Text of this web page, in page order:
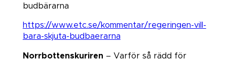
budbärarna​​​​​​​
https://www.etc.se/kommentar/regeringen-vill-
bara-skjuta-budbaerarna
Norrbottenskuriren – Varför så rädd för